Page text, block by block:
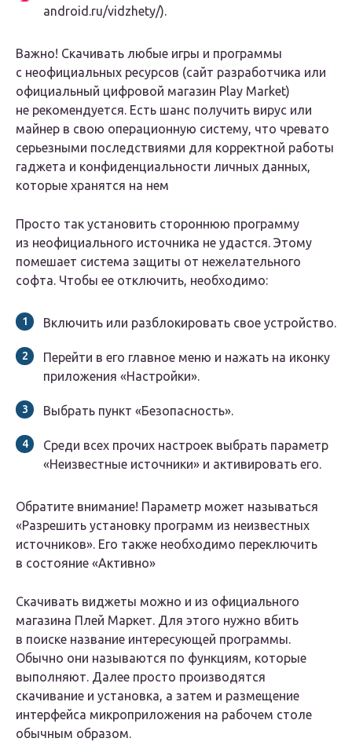
android.ru/vidzhety/).
Важно! Скачивать любые игры и программы
с неофициальных ресурсов (сайт разработчика или
официальный цифровой магазин Play Market)
не рекомендуется. Есть шанс получить вирус или
майнер в свою операционную систему, что чревато
серьезными последствиями для корректной работы
гаджета и конфиденциальности личных данных,
которые хранятся на нем
Просто так установить стороннюю программу
из неофициального источника не удастся. Этому
помешает система защиты от нежелательного
софта. Чтобы ее отключить, необходимо:
Включить или разблокировать свое устройство.
Перейти в его главное меню и нажать на иконку
приложения «Настройки».
Выбрать пункт «Безопасность».
Среди всех прочих настроек выбрать параметр
«Неизвестные источники» и активировать его.
Обратите внимание! Параметр может называться
«Разрешить установку программ из неизвестных
источников». Его также необходимо переключить
в состояние «Активно»
Скачивать виджеты можно и из официального
магазина Плей Маркет. Для этого нужно вбить
в поиске название интересующей программы.
Обычно они называются по функциям, которые
выполняют. Далее просто производятся
скачивание и установка, а затем и размещение
интерфейса микроприложения на рабочем столе
обычным образом.